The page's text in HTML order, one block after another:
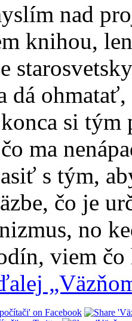
nad
knihou,
dá
si tým
ma
s tým,
čo je
no
viem